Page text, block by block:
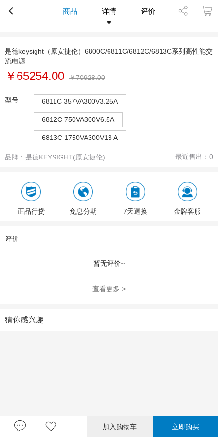
商品 详情 评价
是德keysight（原安捷伦）6800C/6811C/6812C/6813C系列高性能交
流电源
￥65254.00 ￥70928.00
型号 6811C 357VA300V3.25A
6812C 750VA300V6.5A
6813C 1750VA300V13 A
品牌： 是德KEYSIGHT(原安捷伦) 最近售出： 0
正品行贷 免息分期 7天退换 金牌客服
评价
暂无评价~
查看更多 >
猜你感兴趣
加入购物车 立即购买